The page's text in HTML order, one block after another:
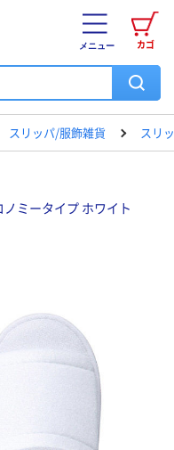
カゴ
メニュー
スリッパ/服飾雑貨 スリ
ミータイプ ホワイト